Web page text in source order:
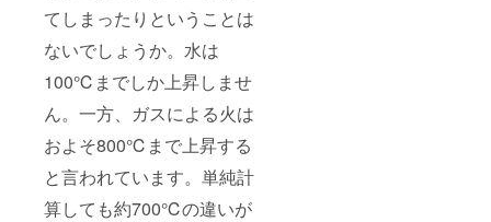
てしまったりということは
ないでしょうか。水は
100℃までしか上昇しませ
ん。一方、ガスによる火は
およそ800℃まで上昇する
と言われています。単純計
算しても約700℃の違いが